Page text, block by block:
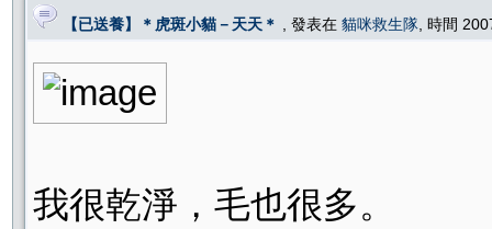
【已送養】＊虎斑小貓－天天＊ , 發表在 貓咪救生隊 , 時間
我很乾淨，毛也很多。